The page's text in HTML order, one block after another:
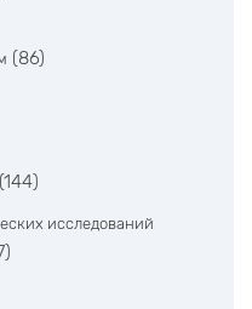
(86)
(144)
исследований